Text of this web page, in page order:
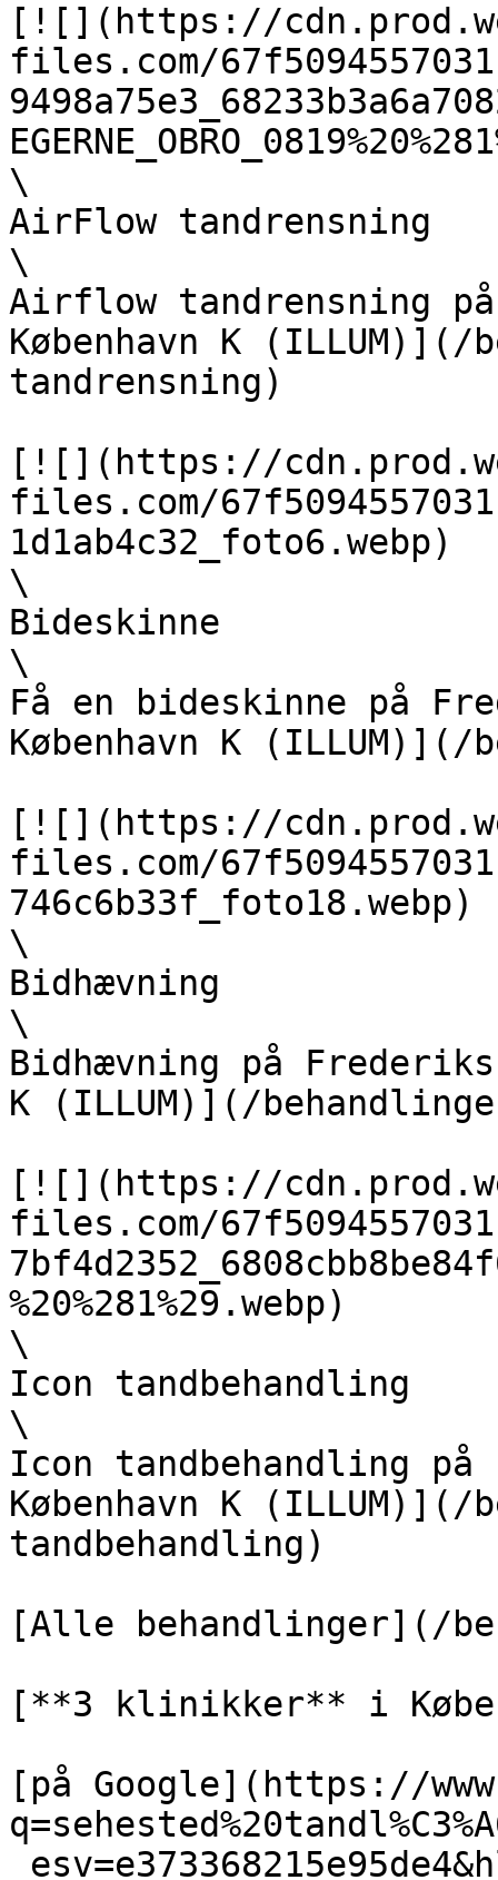
[![](https://
files.com/
\
AirFlow tandrensning
\
Airflow tandrensning
København K
tandrensning)
[![](https://
files.com/
1d1ab4c32_foto6.webp)
\
Bideskinne
\
Få en bideskinne på
København K
[![](https://
files.com/
\
Bidhævning
\
Bidhævning på
K (ILLUM)](/
[![](https://
files.com/
%20%281%29.webp)
\
Icon tandbehandling
\
Icon tandbehandling
København K
tandbehandling)
[Alle behandlinger](/
[**3 klinikker** i
[på Google](https://